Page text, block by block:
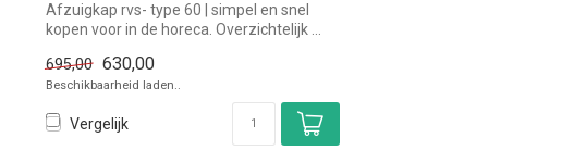
Afzuigkap rvs- type 60 | simpel en snel
kopen voor in de horeca. Overzichtelijk ...
695,00 630,00
Beschikbaarheid laden..
Vergelijk